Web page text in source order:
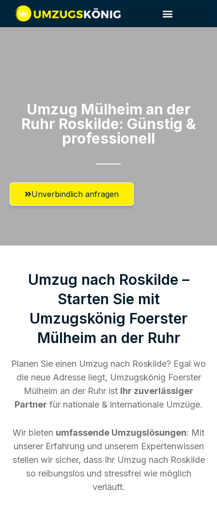
Umzug Mülheim an der
Ruhr​ Roskilde: Günstig &
professionell​
Unverbindlich anfragen
Umzug nach Roskilde –
Starten Sie mit
Umzugskönig Foerster
Mülheim an der Ruhr
Planen Sie einen Umzug nach Roskilde? Egal wo
die neue Adresse liegt, Umzugskönig Foerster
Mülheim an der Ruhr ist Ihr zuverlässiger
Partner für nationale & internationale Umzüge.
Wir bieten umfassende Umzugslösungen: Mit
unserer Erfahrung und unserem Expertenwissen
stellen wir sicher, dass Ihr Umzug nach Roskilde
so reibungslos und stressfrei wie möglich
verläuft.